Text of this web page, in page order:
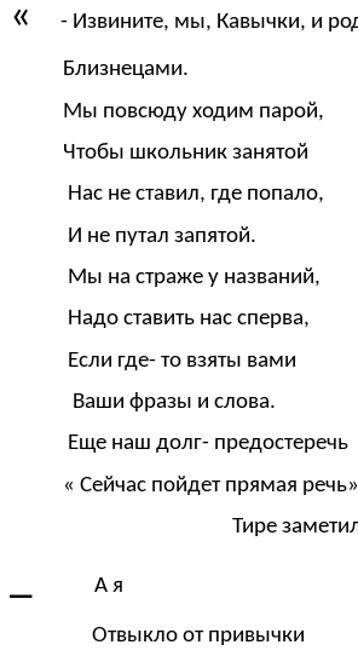
« - Извините, мы, Кавычки, и
Близнецами.
Мы повсюду ходим парой,
Чтобы школьник занятой
Нас не ставил, где попало,
И не путал запятой.
Мы на страже у названий,
Надо ставить нас сперва,
Если где- то взяты вами
Ваши фразы и слова.
Еще наш долг- предостеречь
« Сейчас пойдет прямая речь»
Тире
А я
Отвыкло от привычки